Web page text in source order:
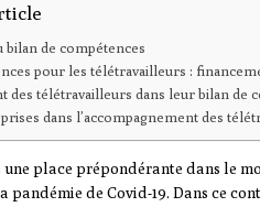
bilan de compétences
pour les télétravailleurs :
des télétravailleurs dans leur bilan de
dans l’accompagnement des
place prépondérante dans le
pandémie de Covid-19. Dans ce